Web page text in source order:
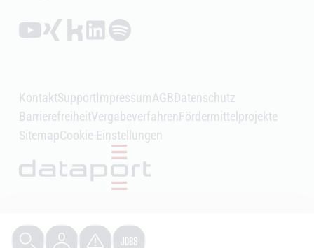
Folgen auf YouTube (Öffnet externen Link)
Folgen auf Xing (Öffnet externen Link)
Folgen auf Kununu (Öffnet externen Link)
Folgen auf LinkedIn (Öffnet externen Link)
Folgen auf Spotify (Öffnet externen Link)
KontaktSupportImpressumAGBDatenschutz
BarrierefreiheitVergabeverfahrenFördermittelprojekte
SitemapCookie-Einstellungen